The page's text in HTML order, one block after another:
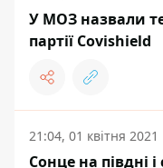
У МОЗ назвали
партії Covishield
21:04, 01 квітня 2021
Сонце на півдні